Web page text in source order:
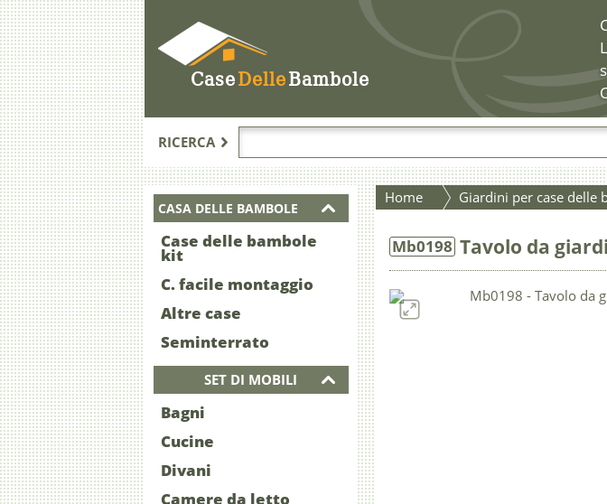
CaseDelleBambole
RICERCA
CASA DELLE BAMBOLE
Case delle bambole
kit
C. facile montaggio
Altre case
Seminterrato
SET DI MOBILI
Bagni
Cucine
Divani
Camere da letto
Mb0198 Tavolo da
Home Giardini per case delle